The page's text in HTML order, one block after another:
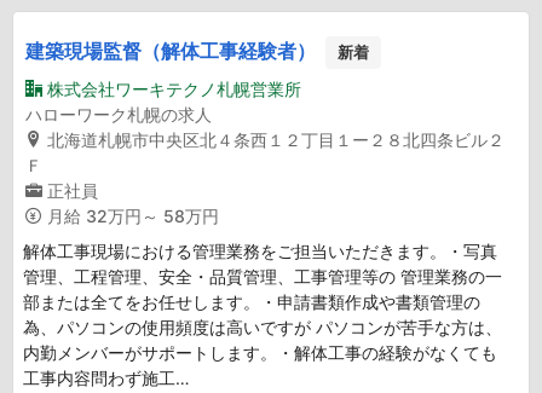
建築現場監督（解体工事経験者） 新着
株式会社ワーキテクノ札幌営業所
ハローワーク札幌の求人
北海道札幌市中央区北４条西１２丁目１ー２８北四条ビル２
Ｆ
正社員
月給 32万円～ 58万円
解体工事現場における管理業務をご担当いただきます。・写真
管理、工程管理、安全・品質管理、工事管理等の 管理業務の一
部または全てをお任せします。・申請書類作成や書類管理の
為、パソコンの使用頻度は高いですが パソコンが苦手な方は、
内勤メンバーがサポートします。・解体工事の経験がなくても
工事内容問わず施工…